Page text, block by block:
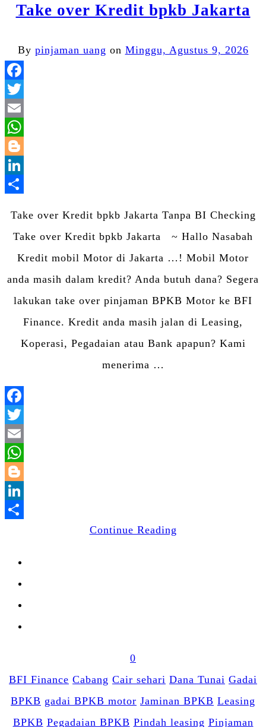
Take over Kredit bpkb Jakarta
By pinjaman uang on Minggu, Agustus 9, 2026
Take over Kredit bpkb Jakarta Tanpa BI Checking
Take over Kredit bpkb Jakarta ~ Hallo Nasabah
Kredit mobil Motor di Jakarta …! Mobil Motor
anda masih dalam kredit? Anda butuh dana? Segera
lakukan take over pinjaman BPKB Motor ke BFI
Finance. Kredit anda masih jalan di Leasing,
Koperasi, Pegadaian atau Bank apapun? Kami
menerima …
Share
Continue Reading
0
BFI Finance Cabang Cair sehari Dana Tunai Gadai
BPKB gadai BPKB motor Jaminan BPKB Leasing
BPKB Pegadaian BPKB Pindah leasing Pinjaman